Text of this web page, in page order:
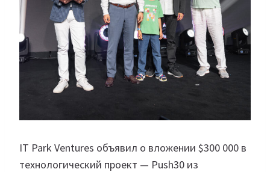
IT Park Ventures объявил о вложении $300 000 в
технологический проект — Push30 из